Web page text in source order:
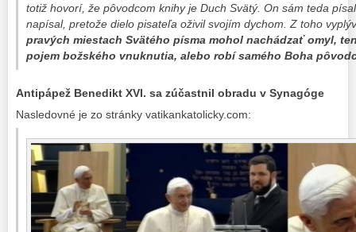
totiž hovorí, že pôvodcom knihy je Duch Svätý. On sám teda
napísal, pretože dielo pisateľa oživil svojím dychom. Z toho
pravých miestach Svätého písma mohol nachádzať omyl,
pojem božského vnuknutia, alebo robí samého Boha
Antipápež Benedikt XVI. sa zúčastnil obradu v Synagóge
Nasledovné je zo stránky vatikankatolicky.com: